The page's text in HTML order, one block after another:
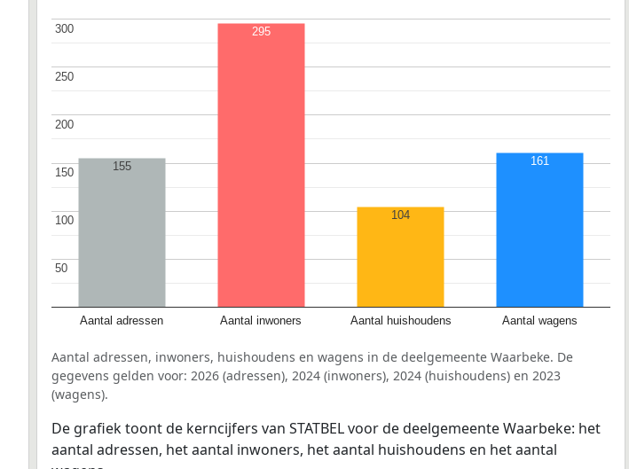
Aantal adressen Aantal inwoners Aantal huishoudens Aantal wagens
50
50
100
100
150
150
200
200
250
250
300
300
155
295
104
161
Aantal adressen, inwoners, huishoudens en wagens in de deelgemeente Waarbeke. De
gegevens gelden voor: 2026 (adressen), 2024 (inwoners), 2024 (huishoudens) en 2023
(wagens).
De grafiek toont de kerncijfers van STATBEL voor de deelgemeente Waarbeke: het
aantal adressen, het aantal inwoners, het aantal huishoudens en het aantal